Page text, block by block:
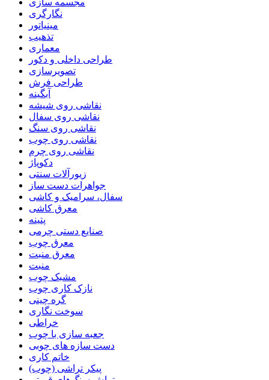
مجسمه سازی
نگارگری
مینیاتور
تذهیب
معماری
طراحی داخلی و دکور
تصویرسازی
طراحی فرش
آبگینه
نقاشی روی شیشه
نقاشی روی سفال
نقاشی روی سنگ
نقاشی روی چوب
نقاشی روی چرم
دکوپاژ
زیورآلات سنتی
جواهرات دست ساز
سفال، سرامیک و کاشی
معرق کاشی
پتینه
صنایع دستی چرمی
معرق چوب
معرق منبت
منبت
مشبک چوب
نازک کاری چوب
گره چینی
سوخت نگاری
خراطی
جعبه سازی با چوب
دست سازه های چوبی
خاتم کاری
پیکر تراشی (چوب)